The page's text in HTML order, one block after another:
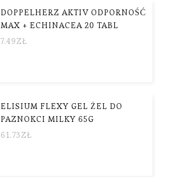
DOPPELHERZ AKTIV ODPORNOŚĆ
MAX + ECHINACEA 20 TABL
7.49ZŁ
ELISIUM FLEXY GEL ŻEL DO
PAZNOKCI MILKY 65G
61.73ZŁ